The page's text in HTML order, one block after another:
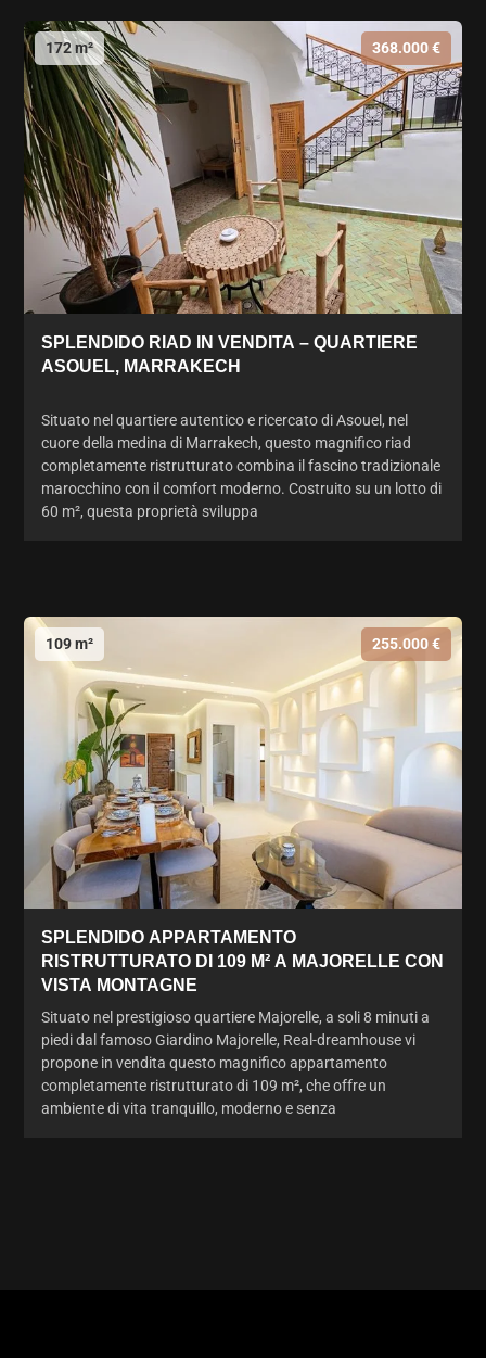
172 m² 368.000 €
SPLENDIDO RIAD IN VENDITA – QUARTIERE
ASOUEL, MARRAKECH
Situato nel quartiere autentico e ricercato di Asouel, nel
cuore della medina di Marrakech, questo magnifico riad
completamente ristrutturato combina il fascino tradizionale
marocchino con il comfort moderno. Costruito su un lotto di
60 m², questa proprietà sviluppa
109 m² 255.000 €
SPLENDIDO APPARTAMENTO
RISTRUTTURATO DI 109 M² A MAJORELLE CON
VISTA MONTAGNE
Situato nel prestigioso quartiere Majorelle, a soli 8 minuti a
piedi dal famoso Giardino Majorelle, Real-dreamhouse vi
propone in vendita questo magnifico appartamento
completamente ristrutturato di 109 m², che offre un
ambiente di vita tranquillo, moderno e senza